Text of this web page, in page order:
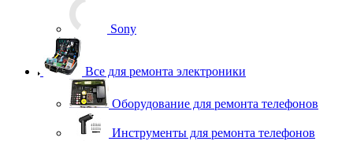
Sony
Все для ремонта электроники
Оборудование для ремонта телефонов
Инструменты для ремонта телефонов